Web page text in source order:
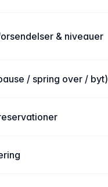
& niveauer
/ spring over / byt)